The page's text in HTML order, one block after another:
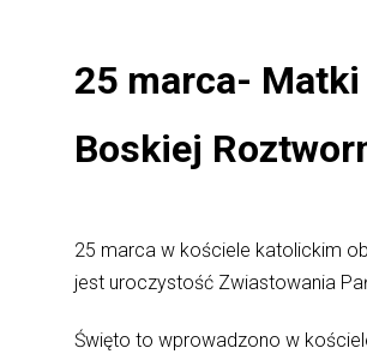
25 marca- Matki
Boskiej
25 marca w kościele katolickim
jest uroczystość Zwiastowania
Święto to wprowadzono w